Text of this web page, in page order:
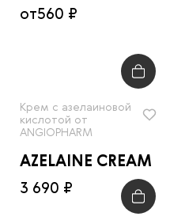
от560 ₽
Крем с азелаиновой
кислотой от
ANGIOPHARM
AZELAINE CREAM
3 690 ₽